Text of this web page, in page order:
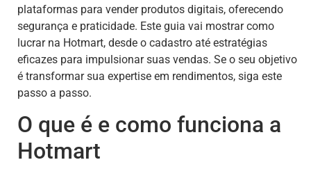
plataformas para vender produtos digitais, oferecendo
segurança e praticidade. Este guia vai mostrar como
lucrar na Hotmart, desde o cadastro até estratégias
eficazes para impulsionar suas vendas. Se o seu objetivo
é transformar sua expertise em rendimentos, siga este
passo a passo.
O que é e como funciona a
Hotmart